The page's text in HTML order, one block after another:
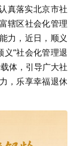
真落实北京市社
辖区社会化管理
力，近日，顺义
”社会化管理退
体，引导广大社
，乐享幸福退休